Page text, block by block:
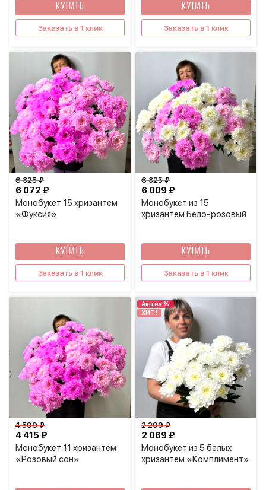
КУПИТЬ
Заказать в 1 клик
КУПИТЬ
Заказать в 1 клик
Монобукет 15 хризантем
«Фуксия»
6 072 ₽
6 325 ₽
КУПИТЬ
Заказать в 1 клик
Монобукет из 15
хризантем Бело-розовый
6 009 ₽
6 325 ₽
КУПИТЬ
Заказать в 1 клик
Монобукет 11 хризантем
«Розовый сон»
4 415 ₽
4 599 ₽
Акция %
ХИТ!
Монобукет из 5 белых
хризантем «Комплимент»
2 069 ₽
2 299 ₽